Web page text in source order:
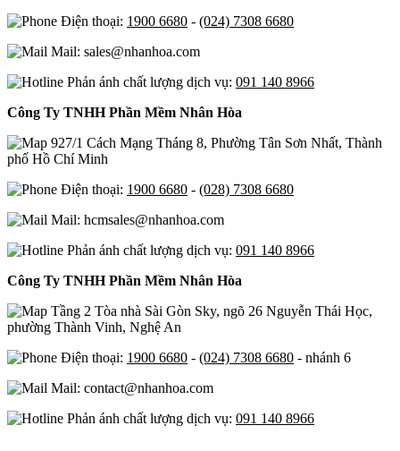
Điện thoại: 1900 6680 - (024) 7308 6680
Mail: sales@nhanhoa.com
Phản ánh chất lượng dịch vụ: 091 140 8966
Công Ty TNHH Phần Mềm Nhân Hòa
927/1 Cách Mạng Tháng 8, Phường Tân Sơn Nhất, Thành
phố Hồ Chí Minh
Điện thoại: 1900 6680 - (028) 7308 6680
Mail: hcmsales@nhanhoa.com
Phản ánh chất lượng dịch vụ: 091 140 8966
Công Ty TNHH Phần Mềm Nhân Hòa
Tầng 2 Tòa nhà Sài Gòn Sky, ngõ 26 Nguyễn Thái Học,
phường Thành Vinh, Nghệ An
Điện thoại: 1900 6680 - (024) 7308 6680 - nhánh 6
Mail: contact@nhanhoa.com
Phản ánh chất lượng dịch vụ: 091 140 8966